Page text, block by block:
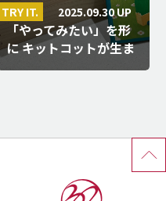
TRY IT. 2025.09.30 UP
「やってみたい」を形
に キットコットが生ま
れるま…